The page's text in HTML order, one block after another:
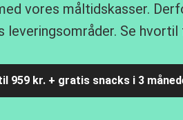
vores måltidskasser.
leveringsområder. Se hvortil
959 kr. + gratis snacks i 3